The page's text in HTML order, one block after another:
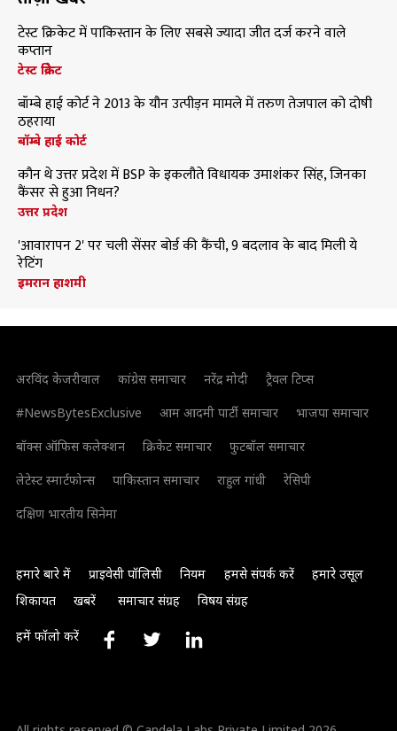
टेस्ट क्रिकेट में पाकिस्तान के लिए सबसे ज्यादा जीत दर्ज करने वाले
कप्तान
टेस्ट क्रिकेट
बॉम्बे हाई कोर्ट ने 2013 के यौन उत्पीड़न मामले में तरुण तेजपाल को दोषी
ठहराया
बॉम्बे हाई कोर्ट
कौन थे उत्तर प्रदेश में BSP के इकलौते विधायक उमाशंकर सिंह, जिनका
कैंसर से हुआ निधन?
उत्तर प्रदेश
'आवारापन 2' पर चली सेंसर बोर्ड की कैंची, 9 बदलाव के बाद मिली ये
रेटिंग
इमरान हाशमी
अरविंद केजरीवाल कांग्रेस समाचार नरेंद्र मोदी
ट्रैवल टिप्स
#NewsBytesExclusive
आम आदमी पार्टी समाचार
भाजपा समाचार
बॉक्स ऑफिस कलेक्शन
क्रिकेट समाचार
फुटबॉल समाचार
लेटेस्ट स्मार्टफोन्स
पाकिस्तान समाचार राहुल गांधी
रेसिपी
दक्षिण भारतीय सिनेमा
हमारे बारे में प्राइवेसी पॉलिसी नियम हमसे संपर्क करें
हमारे उसूल
शिकायत
खबरें समाचार संग्रह विषय संग्रह
हमें फॉलो करें